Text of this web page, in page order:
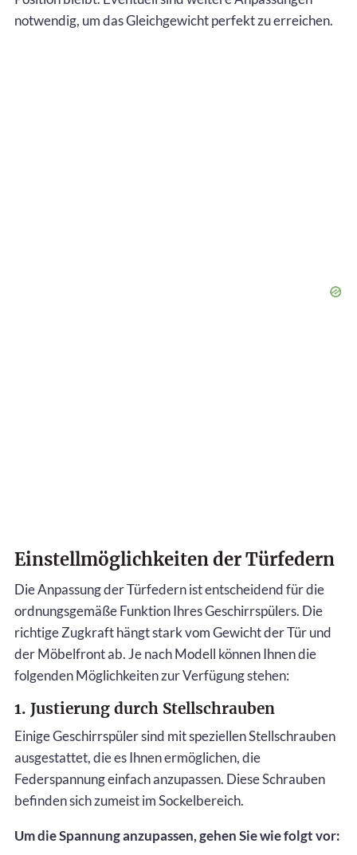
notwendig, um das Gleichgewicht perfekt zu erreichen.
Einstellmöglichkeiten der Türfedern
Die Anpassung der Türfedern ist entscheidend für die
ordnungsgemäße Funktion Ihres Geschirrspülers. Die
richtige Zugkraft hängt stark vom Gewicht der Tür und
der Möbelfront ab. Je nach Modell können Ihnen die
folgenden Möglichkeiten zur Verfügung stehen:
1. Justierung durch Stellschrauben
Einige Geschirrspüler sind mit speziellen Stellschrauben
ausgestattet, die es Ihnen ermöglichen, die
Federspannung einfach anzupassen. Diese Schrauben
befinden sich zumeist im Sockelbereich.
Um die Spannung anzupassen, gehen Sie wie folgt vor: